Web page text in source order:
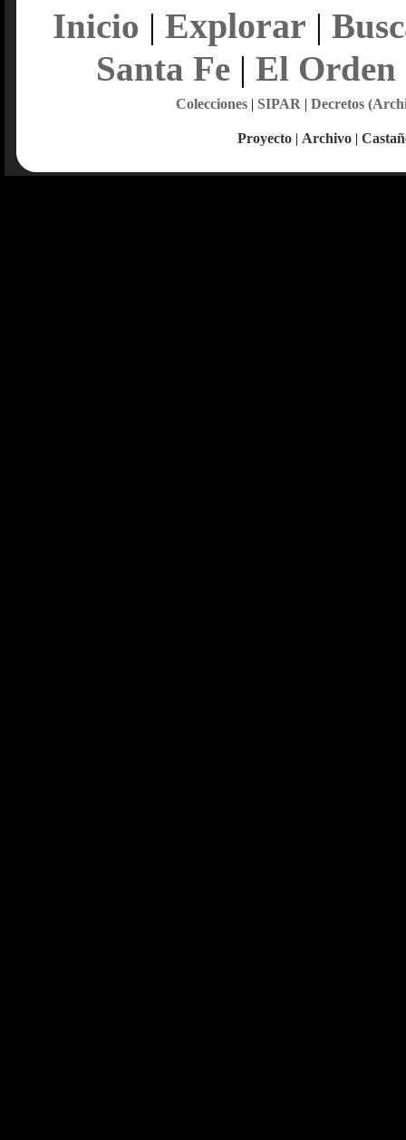
Inicio | Explorar |
Santa Fe| El Orden
Colecciones| SIPAR | Decretos
Proyecto | Archivo |